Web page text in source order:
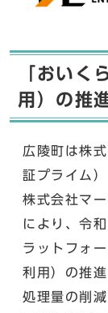
「おいく
用）の推
広陵町は株
証プライム
株式会社マ
により、令
ラットフォ
利用）の推
処理量の削